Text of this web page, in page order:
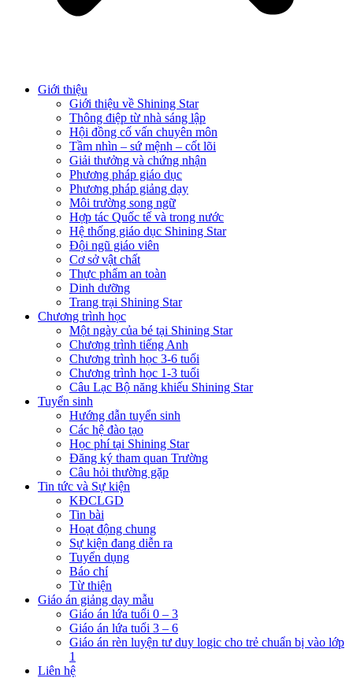
Giới thiệu
Giới thiệu về Shining Star
Thông điệp từ nhà sáng lập
Hội đồng cố vấn chuyên môn
Tầm nhìn – sứ mệnh – cốt lõi
Giải thưởng và chứng nhận
Phương pháp giáo dục
Phương pháp giảng dạy
Môi trường song ngữ
Hợp tác Quốc tế và trong nước
Hệ thống giáo dục Shining Star
Đội ngũ giáo viên
Cơ sở vật chất
Thực phẩm an toàn
Dinh dưỡng
Trang trại Shining Star
Chương trình học
Một ngày của bé tại Shining Star
Chương trình tiếng Anh
Chương trình học 3-6 tuổi
Chương trình học 1-3 tuổi
Câu Lạc Bộ năng khiếu Shining Star
Tuyển sinh
Hướng dẫn tuyển sinh
Các hệ đào tạo
Học phí tại Shining Star
Đăng ký tham quan Trường
Câu hỏi thường gặp
Tin tức và Sự kiện
KĐCLGD
Tin bài
Hoạt động chung
Sự kiện đang diễn ra
Tuyển dụng
Báo chí
Từ thiện
Giáo án giảng dạy mẫu
Giáo án lứa tuổi 0 – 3
Giáo án lứa tuổi 3 – 6
Giáo án rèn luyện tư duy logic cho trẻ chuẩn bị vào lớp
1
Liên hệ